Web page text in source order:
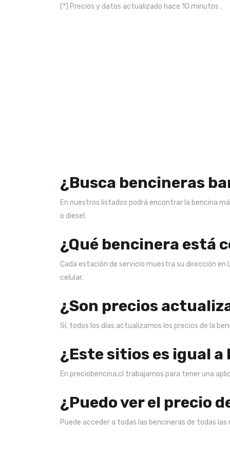
(*) Precios y datos actualizado hace 10 minutos .
¿Busca bencineras
En nuestros listados podrá encontrar la bencina
o diesel.
¿Qué bencinera está
Cada estación de servicio muestra su dirección
celular.
¿Son precios
Sí, todos los días actualizamos los precios de la
¿Este sitios es igual a
En preciobencina.cl trabajamos para tener una
¿Puedo ver el precio
Puede acceder a todas las bencineras de todas las